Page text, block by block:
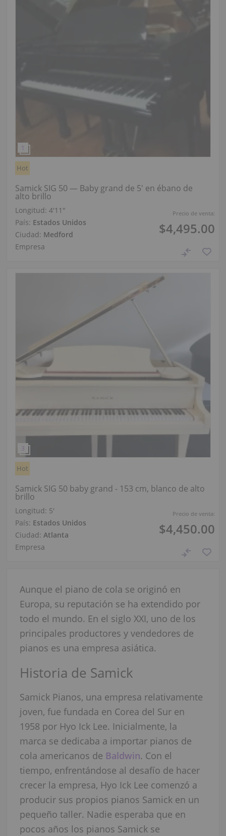
Precio de venta:
$4,495.00
Hot
Samick SIG 50 — Baby grand de 5' en ébano de
alto brillo
Longitud: 4′11″
País: Estados Unidos
Ciudad: Medford
Empresa
Precio de venta:
$4,450.00
Hot
Samick SIG 50 baby grand - 153 cm, blanco de alto
brillo
Longitud: 5′
País: Estados Unidos
Ciudad: Atlanta
Empresa
Aunque el piano de cola se originó en
Europa, su reputación se ha extendido por
todo el mundo. En el siglo XXI, uno de los
principales productores y vendedores de
pianos es una empresa asiática.
Historia de Samick
Samick Pianos, una empresa relativamente
joven, fue fundada en Corea del Sur en
1958 por Hyo Ick Lee. Inicialmente, la
marca se dedicaba a importar pianos de
cola americanos de Baldwin. Con el
tiempo, enfrentándose al desafío de hacer
crecer la empresa, Hyo Ick Lee comenzó a
producir sus propios pianos Samick en un
pequeño taller. Nadie esperaba que en
pocos años los pianos Samick se